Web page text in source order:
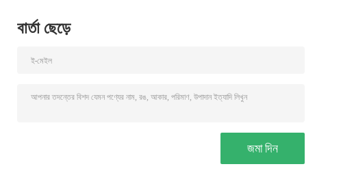
বার্তা ছেড়ে